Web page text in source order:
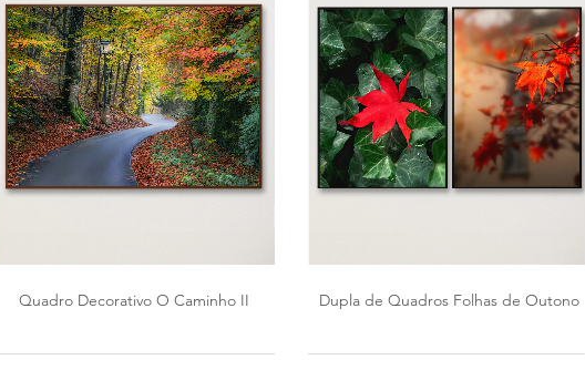
Quadro Decorativo O Caminho II Dupla de Quadros Folhas de Outono